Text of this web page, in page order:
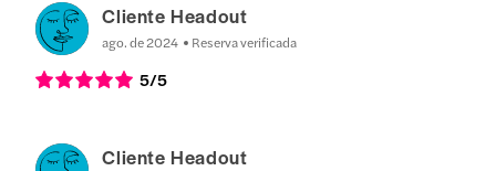
Cliente Headout
ago. de 2024 Reserva verificada
5/5
Cliente Headout